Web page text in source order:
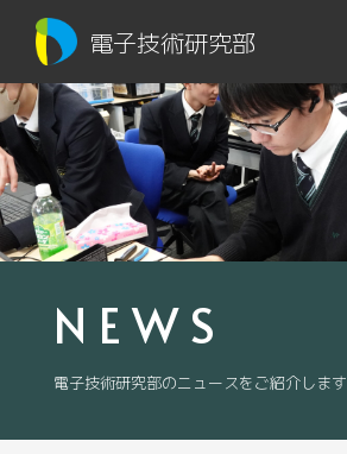
電子技術研究部
NEWS
電子技術研究部のニュースをご紹介します